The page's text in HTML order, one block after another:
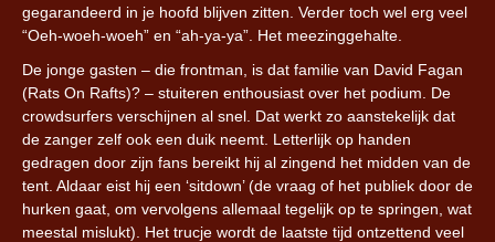
gegarandeerd in je hoofd blijven zitten. Verder toch wel erg veel
“Oeh-woeh-woeh” en “ah-ya-ya”. Het meezinggehalte.
De jonge gasten – die frontman, is dat familie van David Fagan
(Rats On Rafts)? – stuiteren enthousiast over het podium. De
crowdsurfers verschijnen al snel. Dat werkt zo aanstekelijk dat
de zanger zelf ook een duik neemt. Letterlijk op handen
gedragen door zijn fans bereikt hij al zingend het midden van de
tent. Aldaar eist hij een ‘sitdown’ (de vraag of het publiek door de
hurken gaat, om vervolgens allemaal tegelijk op te springen, wat
meestal mislukt). Het trucje wordt de laatste tijd ontzettend veel